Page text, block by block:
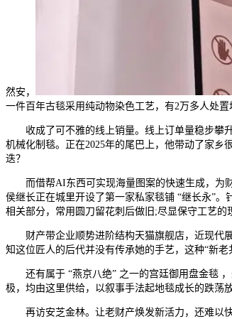
然安，
一件百年古毯采用纯动物染色工艺，有2万多人处置
收成了可不雅的线上销量。线上订单量稳步攀升
机械化制毯。正在2025年的尾巴上，他带动了家乡
迭？
而借帮AI东西可实现海量图案的快速生成，为财
侯继长正在城里开设了第一家私家毯铺 “继长永”
相关部分，常用圆刀留花刺后做旧;尽显保守工艺的
财产带企业顺势进阶结构天猫旗舰店，近现代展
知这位匠人的后代并没有传承她的手艺，这种“新
还有属于 “燕京八绝” 之一的宫廷御用盘金毯 ，
极，均由这里供给，以叙事手法起地毯成长的跌荡
再访安芝金林。让老财产焕发新活力，还难以快